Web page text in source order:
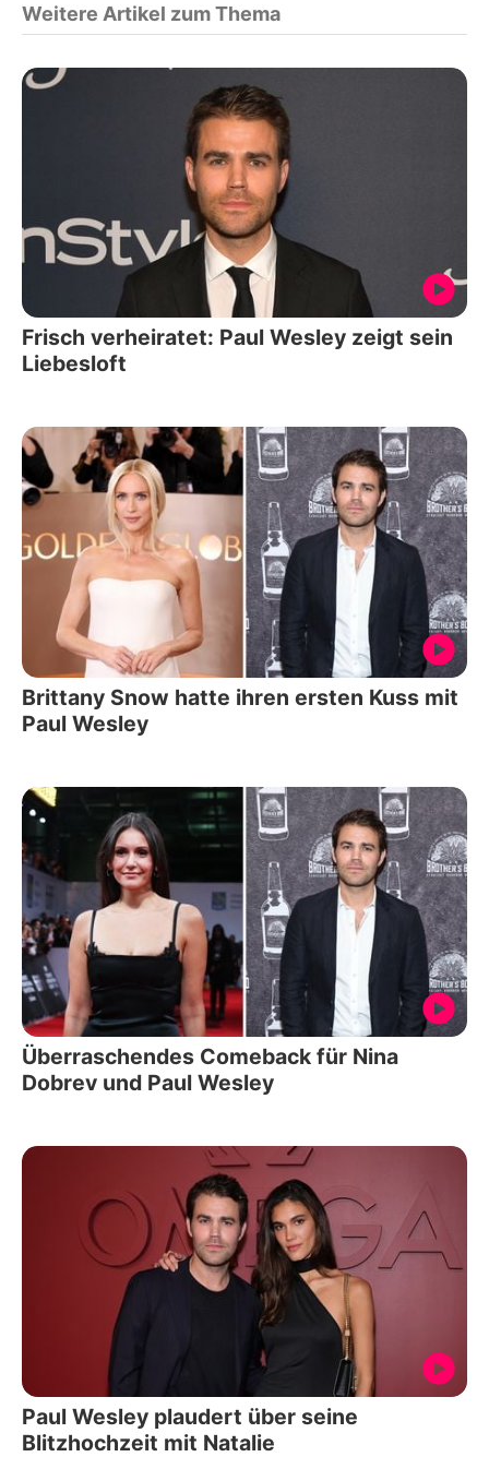
Weitere Artikel zum Thema
Frisch verheiratet: Paul Wesley zeigt sein
Liebesloft
Brittany Snow hatte ihren ersten Kuss mit
Paul Wesley
Überraschendes Comeback für Nina
Dobrev und Paul Wesley
Paul Wesley plaudert über seine
Blitzhochzeit mit Natalie